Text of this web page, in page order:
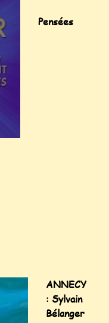
Pensées
ANNECY
: Sylvain
Bélanger